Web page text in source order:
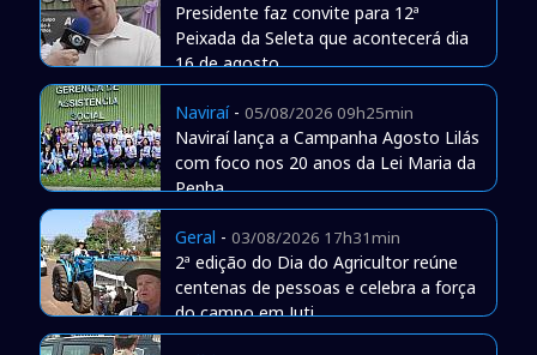
Presidente faz convite para 12ª
Peixada da Seleta que acontecerá dia
16 de agosto
Naviraí- 05/08/2026 09h25min
Naviraí lança a Campanha Agosto Lilás
com foco nos 20 anos da Lei Maria da
Penha
Geral - 03/08/2026 17h31min
2ª edição do Dia do Agricultor reúne
centenas de pessoas e celebra a força
do campo em Juti